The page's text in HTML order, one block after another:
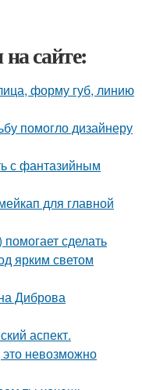
сайте:
форму губ, линию
помогло дизайнеру
с фантазийным
для главной
сделать
ярким светом
Диброва
аспект.
это невозможно